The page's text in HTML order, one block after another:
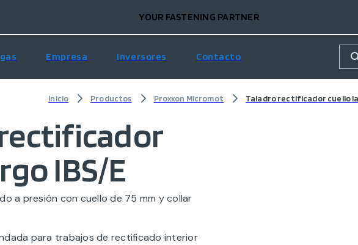
YOUR FASTENING PARTNER
Empresa Inversores Contacto
Inicio Productos Proxxon Micromot Taladro rectificador cuello
IBS/E
a presión con cuello de 75 mm y collar
para trabajos de rectificado interior